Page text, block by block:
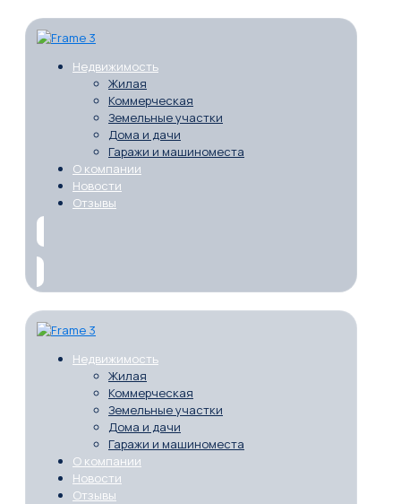
Недвижимость
Жилая
Коммерческая
Земельные участки
Дома и дачи
Гаражи и машиноместа
О компании
Новости
Отзывы
Недвижимость
Жилая
Коммерческая
Земельные участки
Дома и дачи
Гаражи и машиноместа
О компании
Новости
Отзывы